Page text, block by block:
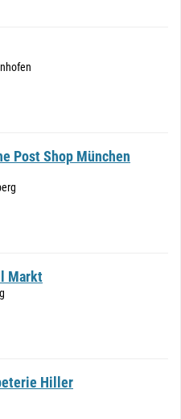
Post Shop München
Markt
Hiller